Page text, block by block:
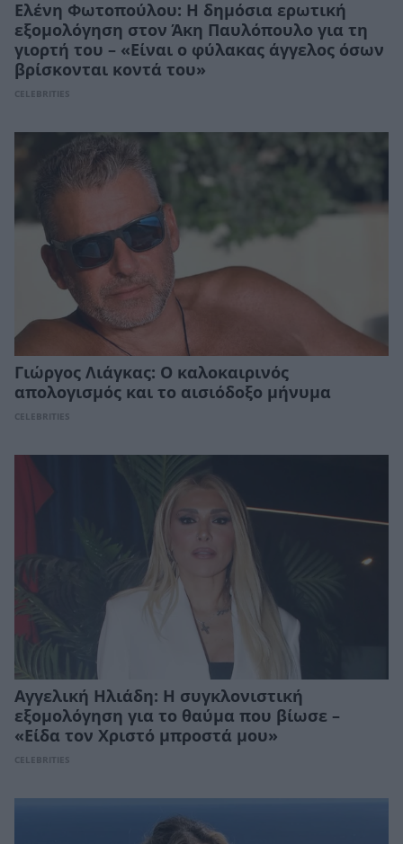
Ελένη Φωτοπούλου: Η δημόσια ερωτική
εξομολόγηση στον Άκη Παυλόπουλο για τη
γιορτή του – «Είναι ο φύλακας άγγελος όσων
βρίσκονται κοντά του»
CELEBRITIES
Γιώργος Λιάγκας: Ο καλοκαιρινός
απολογισμός και το αισιόδοξο μήνυμα
CELEBRITIES
Αγγελική Ηλιάδη: Η συγκλονιστική
εξομολόγηση για το θαύμα που βίωσε –
«Είδα τον Χριστό μπροστά μου»
CELEBRITIES